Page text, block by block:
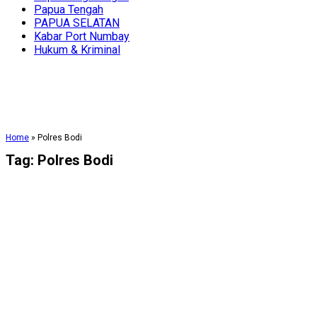
Papua Tengah
PAPUA SELATAN
Kabar Port Numbay
Hukum & Kriminal
Home » Polres Bodi
Tag: Polres Bodi